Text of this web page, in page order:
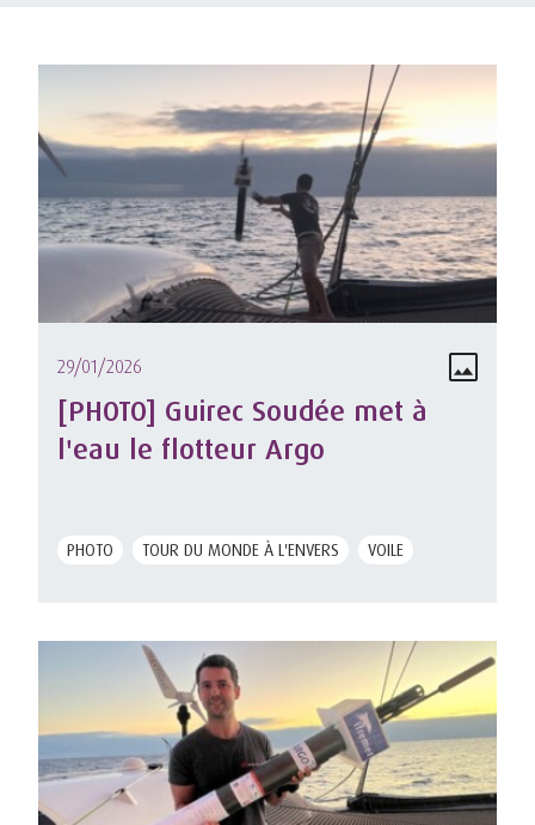
29/01/2026
[PHOTO] Guirec Soudée met à
l'eau le flotteur Argo
PHOTO TOUR DU MONDE À L'ENVERS VOILE